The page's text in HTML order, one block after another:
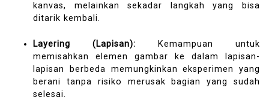
kanvas, melainkan sekadar langkah yang bisa
ditarik kembali.
Layering (Lapisan): Kemampuan untuk
memisahkan elemen gambar ke dalam lapisan-
lapisan berbeda memungkinkan eksperimen yang
berani tanpa risiko merusak bagian yang sudah
selesai.